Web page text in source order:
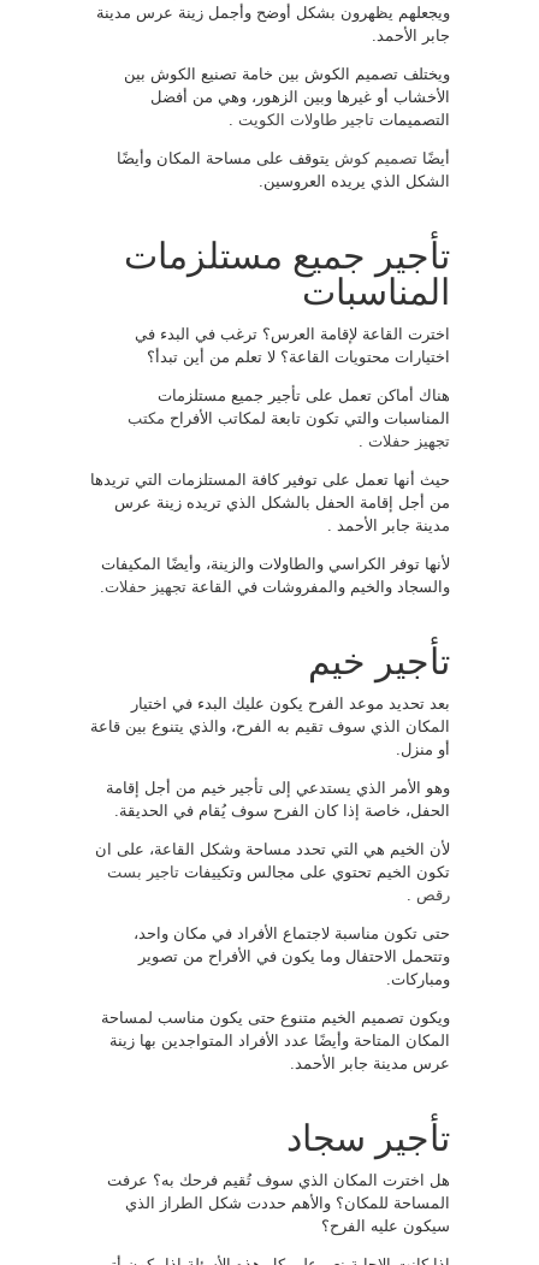
ويجعلهم يظهرون بشكل أوضح وأجمل زينة عرس مدينة
جابر الأحمد.
ويختلف تصميم الكوش بين خامة تصنيع الكوش بين
الأخشاب أو غيرها وبين الزهور، وهي من أفضل
التصميمات تاجير طاولات الكويت
أيضًا تصميم كوش يتوقف على مساحة المكان وأيضًا
الشكل الذي يريده العروسين.
تأجير جميع مستلزمات
المناسبات
اخترت القاعة لإقامة العرس؟ ترغب في البدء في
اختيارات محتويات القاعة؟ لا تعلم من أين تبدأ؟
هناك أماكن تعمل على تأجير جميع مستلزمات
المناسبات والتي تكون تابعة لمكاتب الأفراح مكتب
تجهيز حفلات
حيث أنها تعمل على توفير كافة المستلزمات التي تريدها
من أجل إقامة الحفل بالشكل الذي تريده زينة عرس
مدينة جابر الأحمد .
لأنها توفر الكراسي والطاولات والزينة، وأيضًا المكيفات
والسجاد والخيم والمفروشات في القاعة تجهيز حفلات
تأجير خيم
بعد تحديد موعد الفرح يكون عليك البدء في اختيار
المكان الذي سوف تقيم به الفرح، والذي يتنوع بين قاعة
أو منزل.
وهو الأمر الذي يستدعي إلى تأجير خيم من أجل إقامة
الحفل، خاصة إذا كان الفرح سوف يُقام في الحديقة.
لأن الخيم هي التي تحدد مساحة وشكل القاعة، على ان
تكون الخيم تحتوي على مجالس وتكييفات تاجير بست
رقص
حتى تكون مناسبة لاجتماع الأفراد في مكان واحد،
وتتحمل الاحتفال وما يكون في الأفراح من تصوير
ومباركات.
ويكون تصميم الخيم متنوع حتى يكون مناسب لمساحة
المكان المتاحة وأيضًا عدد الأفراد المتواجدين بها زينة
عرس مدينة جابر الأحمد.
تأجير سجاد
هل اخترت المكان الذي سوف تُقيم فرحك به؟ عرفت
المساحة للمكان؟ والأهم حددت شكل الطراز الذي
سيكون عليه الفرح؟